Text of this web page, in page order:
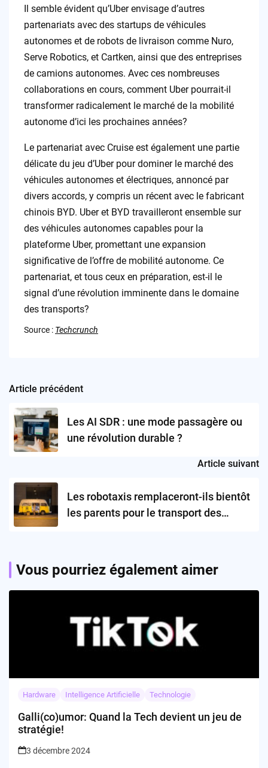
Il semble évident qu’Uber envisage d’autres
partenariats avec des startups de véhicules
autonomes et de robots de livraison comme Nuro,
Serve Robotics, et Cartken, ainsi que des entreprises
de camions autonomes. Avec ces nombreuses
collaborations en cours, comment Uber pourrait-il
transformer radicalement le marché de la mobilité
autonome d’ici les prochaines années?
Le partenariat avec Cruise est également une partie
délicate du jeu d’Uber pour dominer le marché des
véhicules autonomes et électriques, annoncé par
divers accords, y compris un récent avec le fabricant
chinois BYD. Uber et BYD travailleront ensemble sur
des véhicules autonomes capables pour la
plateforme Uber, promettant une expansion
significative de l’offre de mobilité autonome. Ce
partenariat, et tous ceux en préparation, est-il le
signal d’une révolution imminente dans le domaine
des transports?
Source : Techcrunch
Post
navigation
Article précédent
Les AI SDR : une mode passagère ou
une révolution durable ?
Article suivant
Les robotaxis remplaceront-ils bientôt
les parents pour le transport des
Vous pourriez également aimer
Hardware Intelligence Artificielle Technologie
Galli(co)umor: Quand la Tech devient un jeu de
stratégie!
3 décembre 2024